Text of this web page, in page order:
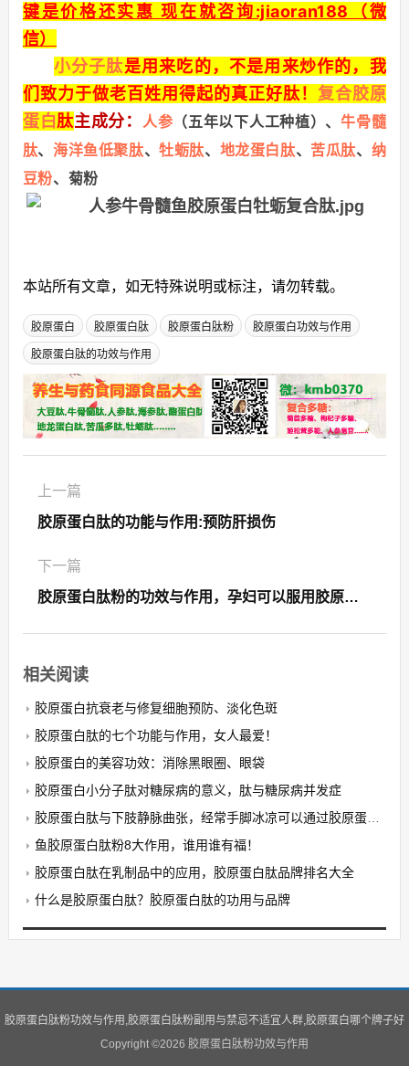
键是价格还实惠 现在就咨询:jiaoran188（微
信）
小分子肽是用来吃的，不是用来炒作的，我
们致力于做老百姓用得起的真正好肽！ 复合胶原
蛋白肽主成分： 人参 （五年以下人工种植）、牛骨髓
肽、海洋鱼低聚肽、牡蛎肽、 地龙蛋白肽、 苦瓜肽、 纳
豆粉、菊粉
本站所有文章，如无特殊说明或标注，请勿转载。
胶原蛋白 胶原蛋白肽 胶原蛋白肽粉 胶原蛋白功效与作用
胶原蛋白肽的功效与作用
上一篇
胶原蛋白肽的功能与作用:预防肝损伤
下一篇
胶原蛋白肽粉的功效与作用，孕妇可以服用胶原蛋白肽粉吗？
相关阅读
胶原蛋白抗衰老与修复细胞预防、淡化色斑
胶原蛋白肽的七个功能与作用，女人最爱！
胶原蛋白的美容功效：消除黑眼圈、眼袋
胶原蛋白小分子肽对糖尿病的意义，肽与糖尿病并发症
胶原蛋白肽与下肢静脉曲张，经常手脚冰凉可以通过胶原蛋白肽解决吗？
鱼胶原蛋白肽粉8大作用，谁用谁有福！
胶原蛋白肽在乳制品中的应用，胶原蛋白肽品牌排名大全
什么是胶原蛋白肽？胶原蛋白肽的功用与品牌
胶原蛋白肽粉功效与作用,胶原蛋白肽粉副用与禁忌不适宜人群,胶原蛋白哪个牌子好
Copyright ©2026 胶原蛋白肽粉功效与作用